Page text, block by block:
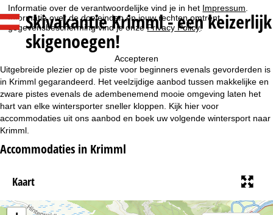
Informatie over de verantwoordelijke vind je in het Impressum
Informatie over de doeleinden en jouw rechten omtrent
gegevensbescherming vind je onzePrivacy Policy.
Accepteren
t
r
t
p
Skivakantie Krimml - een keizerlijk
skigenoegen!
Uitgebreide plezier op de piste voor beginners evenals gevorderden is
in Krimml gegarandeerd. Het veelzijdige aanbod tussen makkelijke en
zware pistes evenals de adembenemend mooie omgeving laten het
hart van elke wintersporter sneller kloppen. Kijk hier voor
accommodaties uit ons aanbod en boek uw volgende wintersport naar
Krimml.
Accommodaties in Krimml
Kaart